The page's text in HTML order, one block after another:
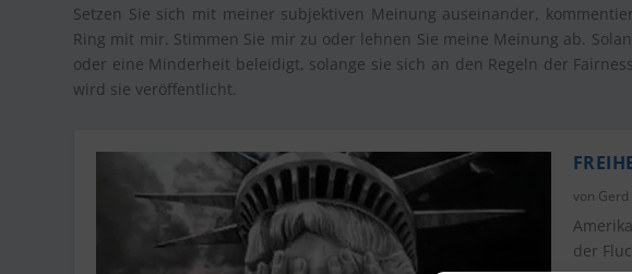
Setzen Sie sich mit meiner subjektiven Meinung auseinander,
Ring mit mir. Stimmen Sie mir zu oder lehnen Sie meine Meinung ab.
oder eine Minderheit beleidigt, solange sie sich an den Regeln der
wird sie veröffentlicht.
von
der